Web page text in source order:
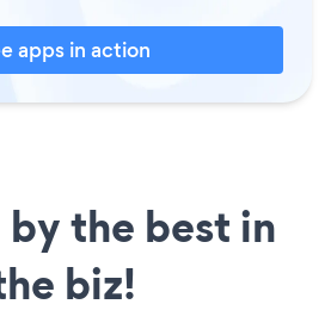
apps in action
the best in
biz!